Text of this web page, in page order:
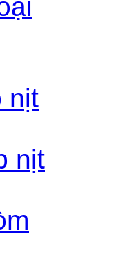
nịt
nịt